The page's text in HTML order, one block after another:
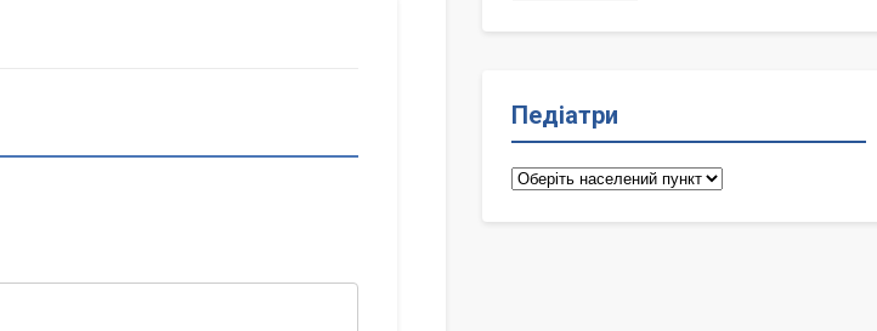
Педіатри
Педіатри